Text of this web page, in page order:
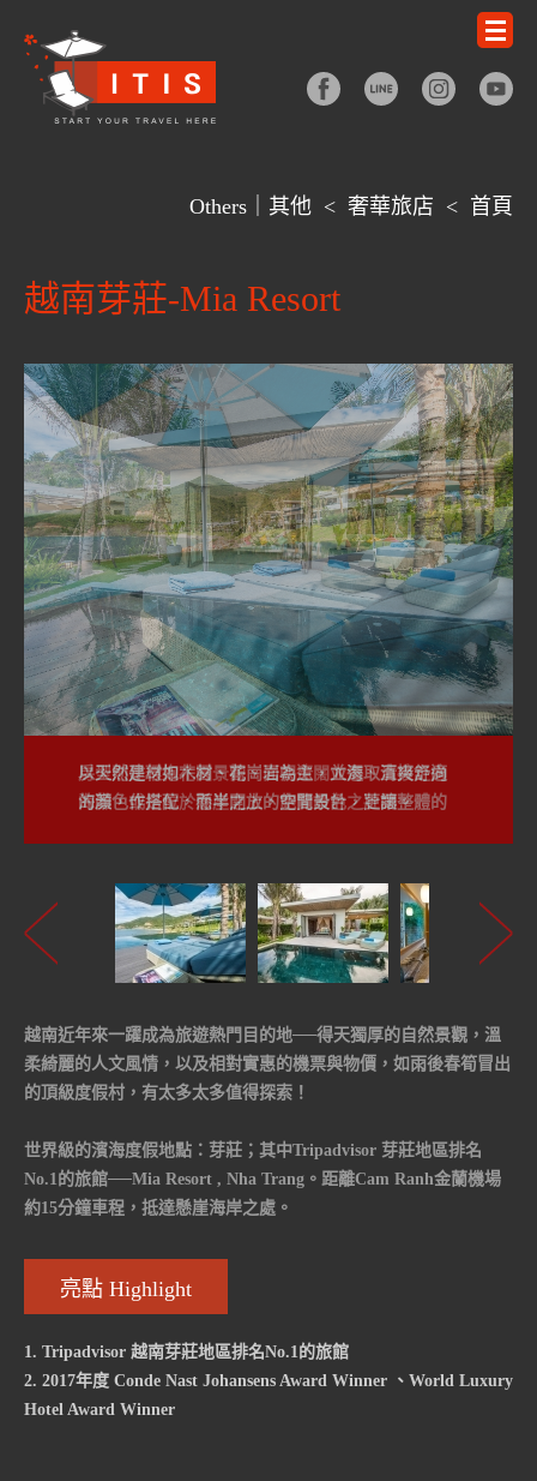
Others｜其他 < 奢華旅店 < 首頁
越南芽莊-Mia Resort
以天然建材如木材、花崗岩為主，並選取清爽舒適
的顏色作搭配，而半開放的空間設計，更讓整體的
房型則是環抱花園景觀、面朝遼闊大海、直接走向
海灘，或是位於懸崖之上，飽覽景色之壯闊。
越南近年來一躍成為旅遊熱門目的地──得天獨厚的自然景觀，溫
柔綺麗的人文風情，以及相對實惠的機票與物價，如雨後春筍冒出
的頂級度假村，有太多太多值得探索！
世界級的濱海度假地點：芽莊；其中Tripadvisor 芽莊地區排名
No.1的旅館──Mia Resort , Nha Trang。距離Cam Ranh金蘭機場
約15分鐘車程，抵達懸崖海岸之處。
亮點 Highlight
1. Tripadvisor 越南芽莊地區排名No.1的旅館
2. 2017年度 Conde Nast Johansens Award Winner 、World Luxury
Hotel Award Winner